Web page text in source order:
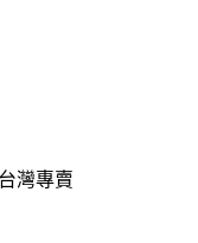
灣專賣